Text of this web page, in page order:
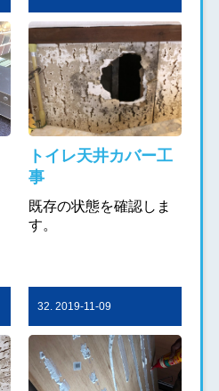
トイレ天井カバー工
事
既存の状態を確認しま
す。
32. 2019-11-09